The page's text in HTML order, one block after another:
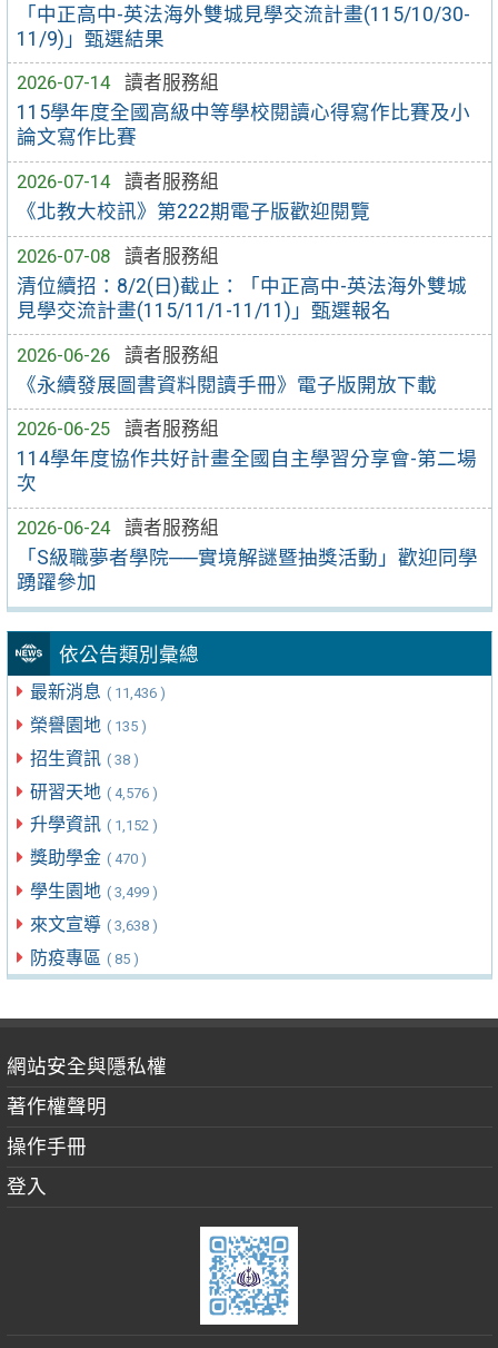
「中正高中-英法海外雙城見學交流計畫(115/10/30-
11/9)」甄選結果
2026-07-14
讀者服務組
115學年度全國高級中等學校閱讀心得寫作比賽及小
論文寫作比賽
2026-07-14
讀者服務組
《北教大校訊》第222期電子版歡迎閱覽
2026-07-08
讀者服務組
清位續招：8/2(日)截止：「中正高中-英法海外雙城
見學交流計畫(115/11/1-11/11)」甄選報名
2026-06-26
讀者服務組
《永續發展圖書資料閱讀手冊》電子版開放下載
2026-06-25
讀者服務組
114學年度協作共好計畫全國自主學習分享會-第二場
次
2026-06-24
讀者服務組
「S級職夢者學院──實境解謎暨抽獎活動」歡迎同學
踴躍參加
依公告類別彙總
最新消息 ( 11,436 )
榮譽園地 ( 135 )
招生資訊 ( 38 )
研習天地 ( 4,576 )
升學資訊 ( 1,152 )
獎助學金 ( 470 )
學生園地 ( 3,499 )
來文宣導 ( 3,638 )
防疫專區 ( 85 )
網站安全與隱私權
著作權聲明
操作手冊
登入